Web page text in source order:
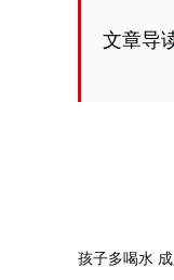
文章导
孩子多喝水